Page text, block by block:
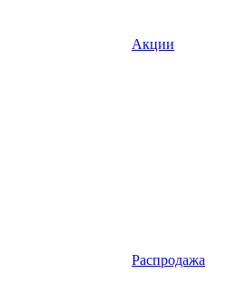
Акции
Распродажа